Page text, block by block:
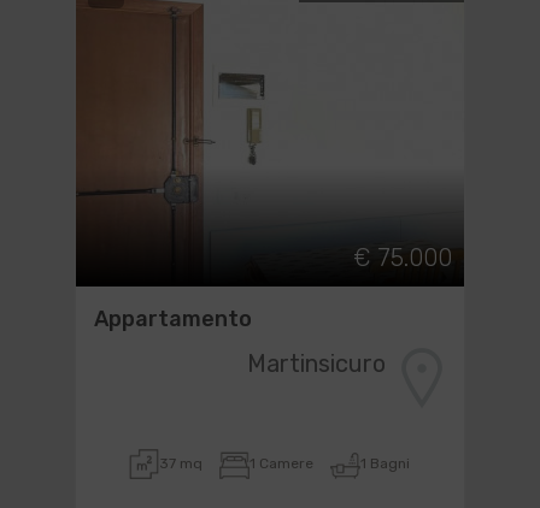
€ 75.000
Appartamento
Martinsicuro
37 mq 1 Camere 1 Bagni